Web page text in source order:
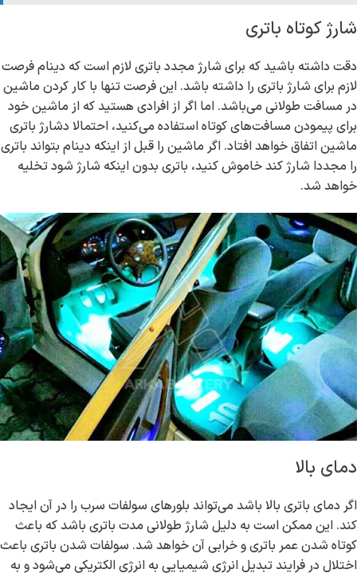
شارژ کوتاه باتری
دقت داشته باشید که برای شارژ مجدد باتری لازم است که دینام فرصت
لازم برای شارژ باتری را داشته باشد. این فرصت تنها با کار کردن ماشین
در مسافت طولانی می‌باشد. اما اگر از افرادی هستید که از ماشین خود
برای پیمودن مسافت‌های کوتاه استفاده می‌کنید، احتمالا دشارژ باتری
ماشین اتفاق خواهد افتاد. اگر ماشین را قبل از اینکه دینام بتواند باتری
را مجددا شارژ کند خاموش کنید، باتری بدون اینکه شارژ شود تخلیه
خواهد شد.
دمای بالا
اگر دمای باتری بالا باشد می‌تواند بلورهای سولفات سرب را در آن ایجاد
کند. این ممکن است به دلیل شارژ طولانی مدت باتری باشد که باعث
کوتاه شدن عمر باتری و خرابی آن خواهد شد. سولفات شدن باتری باعث
اختلال در فرایند تبدیل انرژی شیمیایی به انرژی الکتریکی می‌شود و به